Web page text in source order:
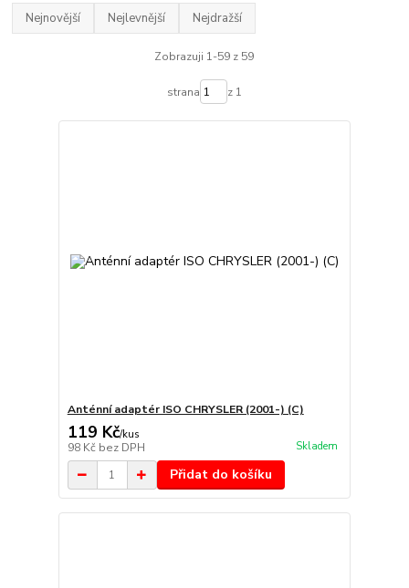
Nejnovější Nejlevnější Nejdražší
Zobrazuji 1-59 z 59
strana z 1
Anténní adaptér ISO CHRYSLER (2001-) (C)
119 Kč/kus
98 Kč bez DPH Skladem
Přidat do košíku